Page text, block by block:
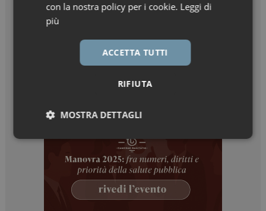
con la nostra policy per i cookie. Leggi di
più
ACCETTA TUTTI
RIFIUTA
MOSTRA DETTAGLI
Necessari Marketing